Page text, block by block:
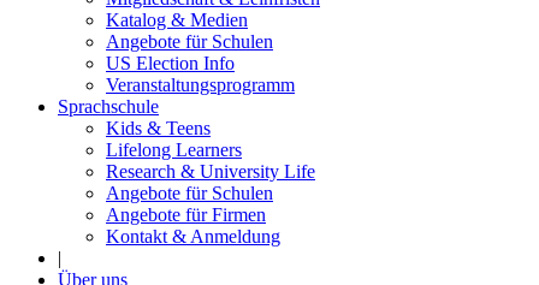
Katalog & Medien
Angebote für Schulen
US Election Info
Veranstaltungsprogramm
Sprachschule
Kids & Teens
Lifelong Learners
Research & University Life
Angebote für Schulen
Angebote für Firmen
Kontakt & Anmeldung
|
Über uns